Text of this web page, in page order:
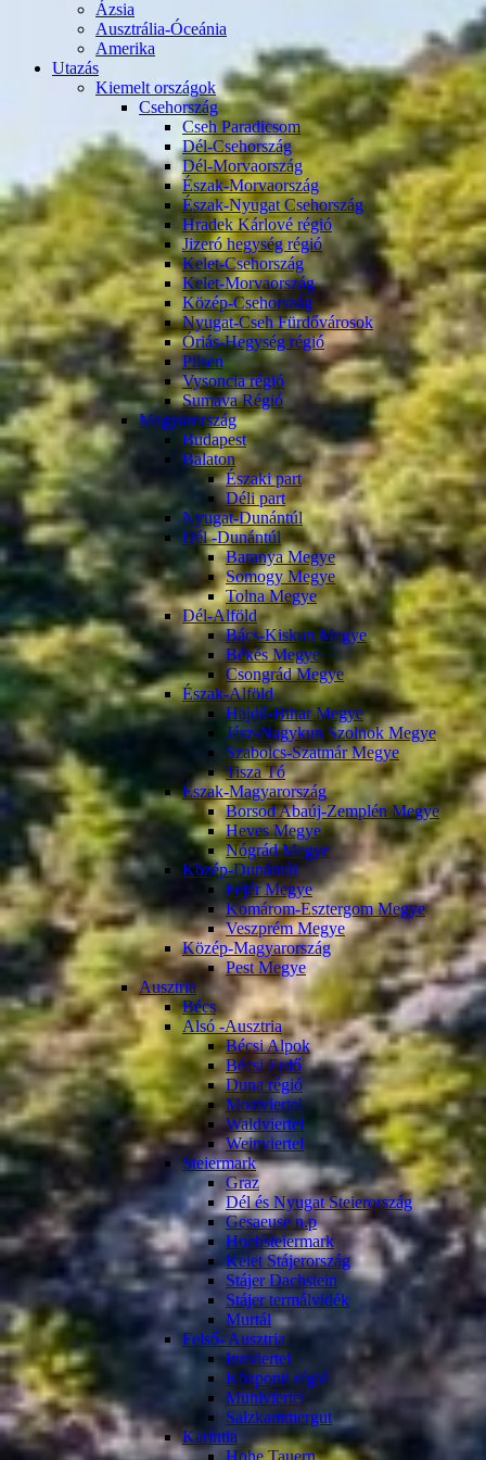
Ázsia
Ausztrália-Óceánia
Amerika
Utazás
Kiemelt országok
Csehország
Cseh Paradicsom
Dél-Csehország
Dél-Morvaország
Észak-Morvaország
Észak-Nyugat Csehország
Hradek Kárlové régió
Jizeró hegység régió
Kelet-Csehország
Kelet-Morvaország
Közép-Csehország
Nyugat-Cseh Fürdővárosok
Óriás-Hegység régió
Pilsen
Vysoncia régió
Sumava Régió
Magyarország
Budapest
Balaton
Északi part
Déli part
Nyugat-Dunántúl
Dél -Dunántúl
Baranya Megye
Somogy Megye
Tolna Megye
Dél-Alföld
Bács-Kiskun Megye
Békés Megye
Csongrád Megye
Észak-Alföld
Hajdú-Bihar Megye
Jász-Nagykun Szolnok Megye
Szabolcs-Szatmár Megye
Tisza Tó
Észak-Magyarország
Borsod Abaúj-Zemplén Megye
Heves Megye
Nógrád Megye
Közép-Dunántúl
Fejér Megye
Komárom-Esztergom Megye
Veszprém Megye
Közép-Magyarország
Pest Megye
Ausztria
Bécs
Alsó -Ausztria
Bécsi Alpok
Bécsi Erdő
Duna régió
Mostviertel
Waldviertel
Weinviertel
Steiermark
Graz
Dél és Nyugat Steierország
Gesaeuse n.p
Hochsteiermark
Kelet Stájerország
Stájer Dachstein
Stájer termálvidék
Murtál
Felső- Ausztria
Innviertel
Központi régió
Mühlviertel
Salzkammergut
Karintia
Hohe Tauern